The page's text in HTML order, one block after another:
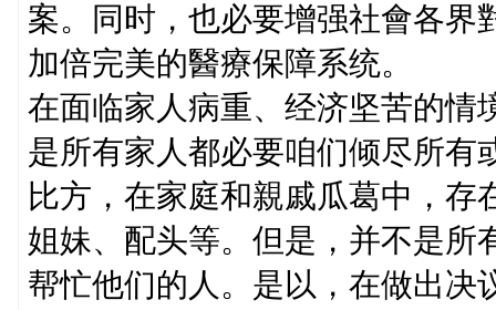
案。同时，也必要增强社會各界
加倍完美的醫療保障系统。
在面临家人病重、经济坚苦的情
是所有家人都必要咱们倾尽所有
比方，在家庭和親戚瓜葛中，
姐妹、配头等。但是，并不是所
帮忙他们的人。是以，在做出决